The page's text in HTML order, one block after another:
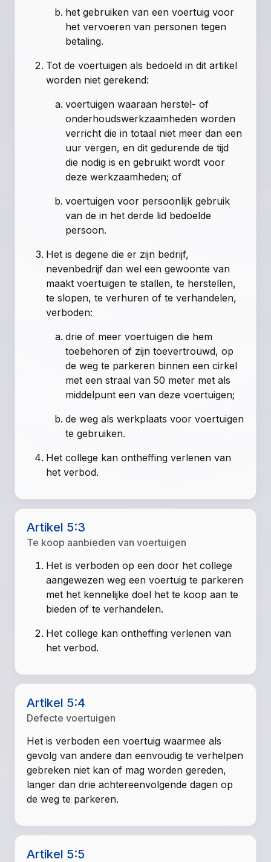
het gebruiken van een voertuig voor
het vervoeren van personen tegen
betaling.
Tot de voertuigen als bedoeld in dit artikel
worden niet gerekend:
voertuigen waaraan herstel- of
onderhoudswerkzaamheden worden
verricht die in totaal niet meer dan een
uur vergen, en dit gedurende de tijd
die nodig is en gebruikt wordt voor
deze werkzaamheden; of
voertuigen voor persoonlijk gebruik
van de in het derde lid bedoelde
persoon.
Het is degene die er zijn bedrijf,
nevenbedrijf dan wel een gewoonte van
maakt voertuigen te stallen, te herstellen,
te slopen, te verhuren of te verhandelen,
verboden:
drie of meer voertuigen die hem
toebehoren of zijn toevertrouwd, op
de weg te parkeren binnen een cirkel
met een straal van 50 meter met als
middelpunt een van deze voertuigen;
de weg als werkplaats voor voertuigen
te gebruiken.
Het college kan ontheffing verlenen van
het verbod.
Artikel 5:3
Te koop aanbieden van voertuigen
Het is verboden op een door het college
aangewezen weg een voertuig te parkeren
met het kennelijke doel het te koop aan te
bieden of te verhandelen.
Het college kan ontheffing verlenen van
het verbod.
Artikel 5:4
Defecte voertuigen
Het is verboden een voertuig waarmee als
gevolg van andere dan eenvoudig te verhelpen
gebreken niet kan of mag worden gereden,
langer dan drie achtereenvolgende dagen op
de weg te parkeren.
Artikel 5:5